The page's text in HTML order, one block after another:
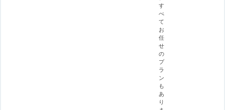
す
べ
て
お
任
せ
の
プ
ラ
ン
も
あ
り